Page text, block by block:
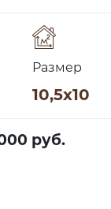
Размер
10,5х10
руб.